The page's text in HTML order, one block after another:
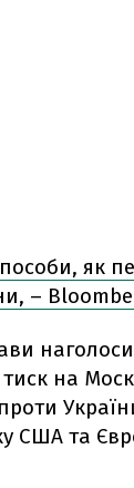
як
–
на
США та